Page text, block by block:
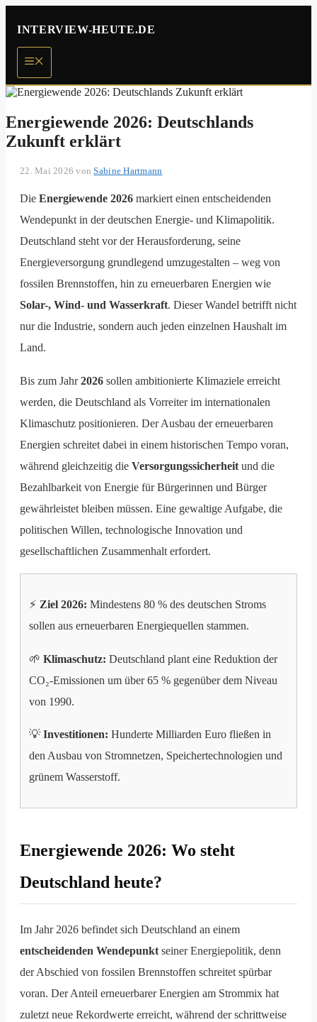
Inhalt
springen
INTERVIEW-HEUTE.DE
Menü
Energiewende 2026: Deutschlands
Zukunft erklärt
22. Mai 2026 vonSabine Hartmann
Die Energiewende 2026 markiert einen entscheidenden
Wendepunkt in der deutschen Energie- und Klimapolitik.
Deutschland steht vor der Herausforderung, seine
Energieversorgung grundlegend umzugestalten – weg von
fossilen Brennstoffen, hin zu erneuerbaren Energien wie
Solar-, Wind- und Wasserkraft. Dieser Wandel betrifft nicht
nur die Industrie, sondern auch jeden einzelnen Haushalt im
Land.
Bis zum Jahr2026 sollen ambitionierte Klimaziele erreicht
werden, die Deutschland als Vorreiter im internationalen
Klimaschutz positionieren. Der Ausbau der erneuerbaren
Energien schreitet dabei in einem historischen Tempo voran,
während gleichzeitig die Versorgungssicherheit und die
Bezahlbarkeit von Energie für Bürgerinnen und Bürger
gewährleistet bleiben müssen. Eine gewaltige Aufgabe, die
politischen Willen, technologische Innovation und
gesellschaftlichen Zusammenhalt erfordert.
⚡ Ziel 2026: Mindestens 80 % des deutschen Stroms
sollen aus erneuerbaren Energiequellen stammen.
🌱 Klimaschutz: Deutschland plant eine Reduktion der
CO₂-Emissionen um über 65 % gegenüber dem Niveau
von 1990.
💡Investitionen: Hunderte Milliarden Euro fließen in
den Ausbau von Stromnetzen, Speichertechnologien und
grünem Wasserstoff.
Energiewende 2026: Wo steht
Deutschland heute?
Im Jahr 2026 befindet sich Deutschland an einem
entscheidenden Wendepunkt seiner Energiepolitik, denn
der Abschied von fossilen Brennstoffen schreitet spürbar
voran. Der Anteil erneuerbarer Energien am Strommix hat
zuletzt neue Rekordwerte erreicht, während der schrittweise